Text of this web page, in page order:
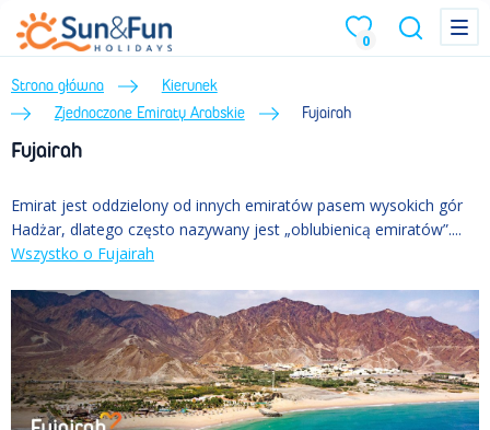
0
Menu Menu
Strona główna
Kierunek
Zjednoczone Emiraty Arabskie
Fujairah
Fujairah
Emirat jest oddzielony od innych emiratów pasem wysokich gór
Hadżar, dlatego często nazywany jest „oblubienicą emiratów”....
Wszystko o Fujairah